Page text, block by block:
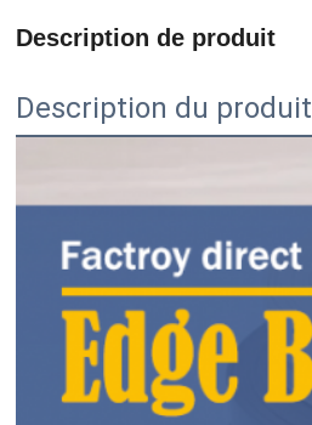
Description de produit
Description du produit